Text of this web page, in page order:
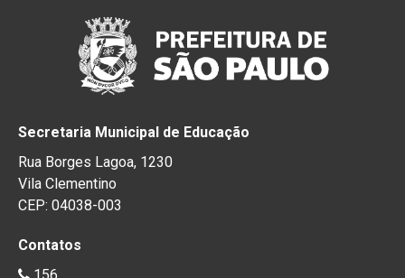
Secretaria Municipal de Educação
Rua Borges Lagoa, 1230
Vila Clementino
CEP: 04038-003
Contatos
156